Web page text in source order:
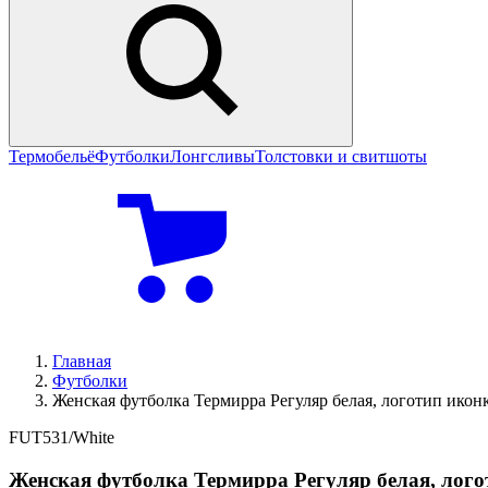
ТермобельёФутболкиЛонгсливыТолстовки и свитшоты
Главная
Футболки
Женская футболка Термирра Регуляр белая, логотип
FUT531/White
Женская футболка Термирра Регуляр белая,